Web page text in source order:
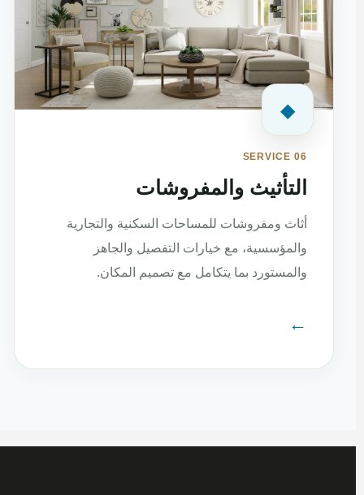
◆
SERVICE 06
التأثيث والمفروشات
أثاث ومفروشات للمساحات السكنية والتجارية
والمؤسسية، مع خيارات التفصيل والجاهز
والمستورد بما يتكامل مع تصميم المكان.
←